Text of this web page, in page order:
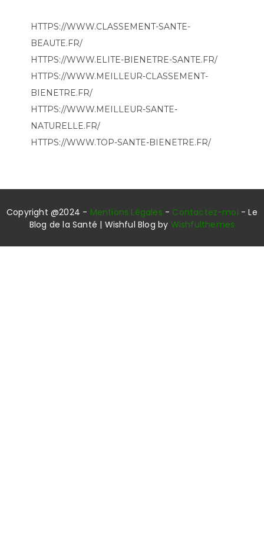
HTTPS://WWW.CLASSEMENT-SANTE-
BEAUTE.FR/
HTTPS://WWW.ELITE-BIENETRE-SANTE.FR/
HTTPS://WWW.MEILLEUR-CLASSEMENT-
BIENETRE.FR/
HTTPS://WWW.MEILLEUR-SANTE-
NATURELLE.FR/
HTTPS://WWW.TOP-SANTE-BIENETRE.FR/
Copyright @2024 - Mentions Légales - Contactez-moi - Le
Blog de la Santé | Wishful Blog by Wishfulthemes